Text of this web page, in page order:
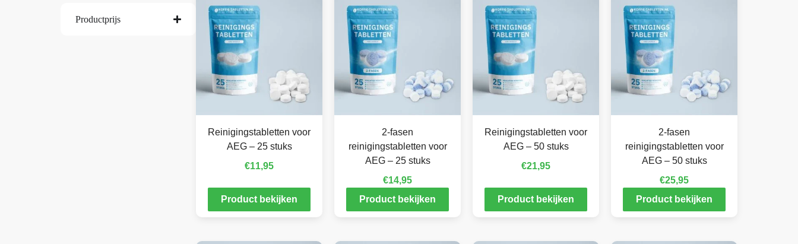
Productprijs
Reinigingstabletten voor
AEG – 25 stuks
€11,95
Product bekijken
2-fasen
reinigingstabletten voor
AEG – 25 stuks
€14,95
Product bekijken
Reinigingstabletten voor
AEG – 50 stuks
€21,95
Product bekijken
2-fasen
reinigingstabletten voor
AEG – 50 stuks
€25,95
Product bekijken